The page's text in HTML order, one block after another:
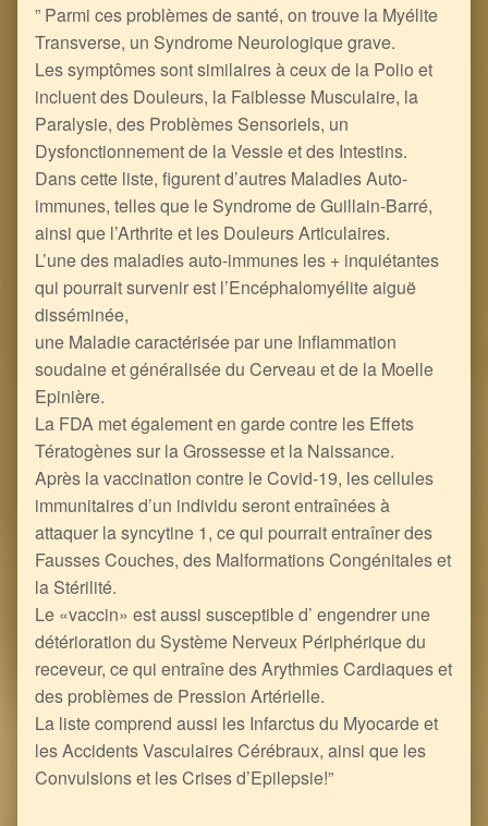
” Parmi ces problèmes de santé, on trouve la Myélite
Transverse, un Syndrome Neurologique grave.
Les symptômes sont similaires à ceux de la Polio et
incluent des Douleurs, la Faiblesse Musculaire, la
Paralysie, des Problèmes Sensoriels, un
Dysfonctionnement de la Vessie et des Intestins.
Dans cette liste, figurent d’autres Maladies Auto-
immunes, telles que le Syndrome de Guillain-Barré,
ainsi que l’Arthrite et les Douleurs Articulaires.
L’une des maladies auto-immunes les + inquiétantes
qui pourrait survenir est l’Encéphalomyélite aiguë
disséminée,
une Maladie caractérisée par une Inflammation
soudaine et généralisée du Cerveau et de la Moelle
Epinière.
La FDA met également en garde contre les Effets
Tératogènes sur la Grossesse et la Naissance.
Après la vaccination contre le Covid-19, les cellules
immunitaires d’un individu seront entraînées à
attaquer la syncytine 1, ce qui pourrait entraîner des
Fausses Couches, des Malformations Congénitales et
la Stérilité.
Le «vaccin» est aussi susceptible d’ engendrer une
détérioration du Système Nerveux Périphérique du
receveur, ce qui entraîne des Arythmies Cardiaques et
des problèmes de Pression Artérielle.
La liste comprend aussi les Infarctus du Myocarde et
les Accidents Vasculaires Cérébraux, ainsi que les
Convulsions et les Crises d’Epilepsie!”